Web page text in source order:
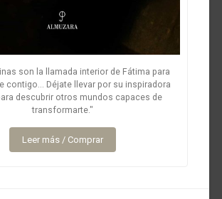
son la llamada interior de Fátima para
contigo... Déjate llevar por su inspiradora
descubrir otros mundos capaces de
transformarte."
Leer más / Comprar